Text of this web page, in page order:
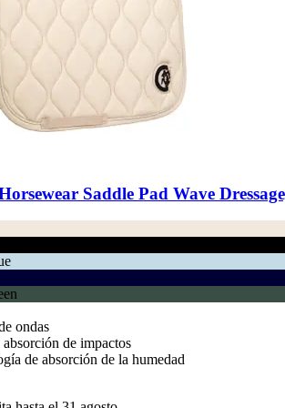
Saddle Pad Wave
ondas
de impactos
de absorción de la humedad